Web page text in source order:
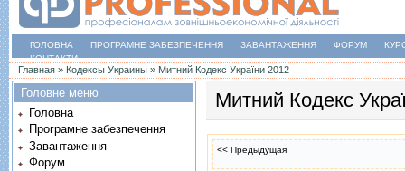
ГОЛОВНА ПРОГРАМНЕ ЗАБЕЗПЕЧЕННЯ ЗАВАНТАЖЕННЯ ФОРУМ
КОНТАКТИ
Ви є тут
Главная » Кодексы Украины » Митний Кодекс України 2012
Митний Кодекс
<< Предыдущая
Головне меню
Головна
Програмне забезпечення
Завантаження
Форум